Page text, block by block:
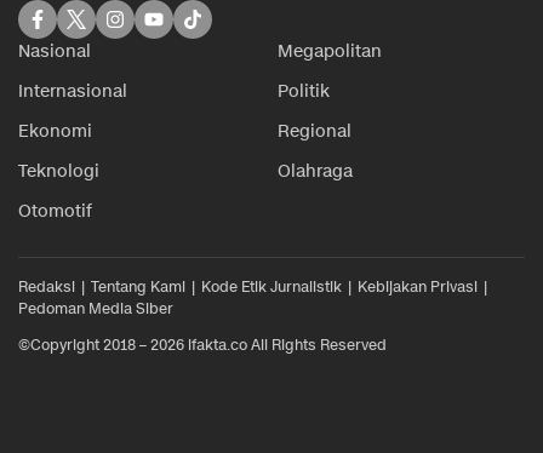
Nasional
Megapolitan
Internasional
Politik
Ekonomi
Regional
Teknologi
Olahraga
Otomotif
Redaksi Tentang Kami Kode Etik Jurnalistik
Kebijakan Privasi
Pedoman Media Siber
©Copyright 2018 – 2026 ifakta.co All Rights Reserved